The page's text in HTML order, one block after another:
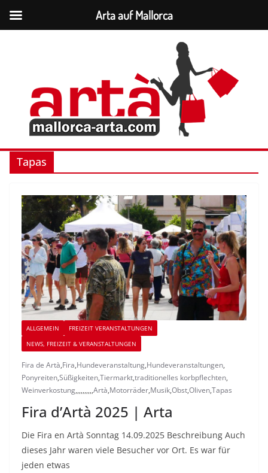
Tapas
ALLGEMEIN
FREIZEIT VERANSTALTUNGEN
NEWS, FREIZEIT & VERANSTALTUNGEN
Fira de Artà,Fira,Hundeveranstaltung,Hundeveranstaltungen,
Ponyreiten,Süßigkeiten,Tiermarkt,traditionelles korbpflechten,
Weinverkostung,,,,,,,,,,Artà,Motorräder,Musik,Obst,Oliven,Tapas
Fira d’Artà 2025 | Arta
Die Fira en Artà Sonntag 14.09.2025 Beschreibung Auch
dieses Jahr waren viele Besucher vor Ort. Es war für
jeden etwas
Arta auf Mallorca